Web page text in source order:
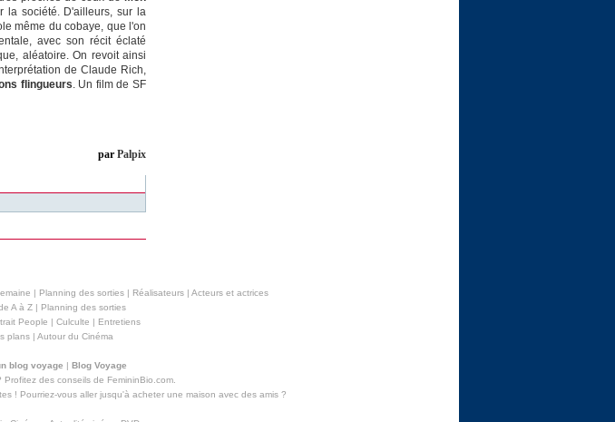
la société. D'ailleurs, sur la
même du cobaye, que l'on
avec son récit éclaté
aléatoire. On revoit ainsi
de Claude Rich,
flingueurs. Un film de SF
par Palpix
| Planning des sorties| Réalisateurs| Acteurs et actrices
A à Z| Planning des sorties
People | Culculte | Entretiens
plans | Autour du Cinéma
blog voyage | Blog Voyage
Profitez des conseils de FemininBio.com.
! Pourriez-vous aller jusqu'à acheter une maison avec des amis?